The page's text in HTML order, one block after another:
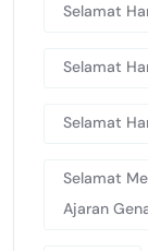
Selamat
Selamat
Selamat
Selamat
Ajaran